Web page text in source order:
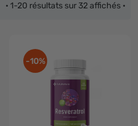
• 1-20 résultats sur 32 affichés •
-10%